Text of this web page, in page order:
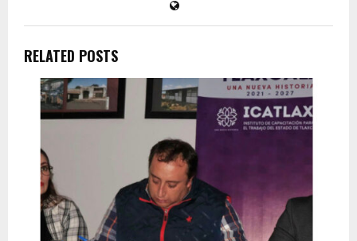
RELATED POSTS